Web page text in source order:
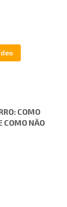
COMO
COMO NÃO